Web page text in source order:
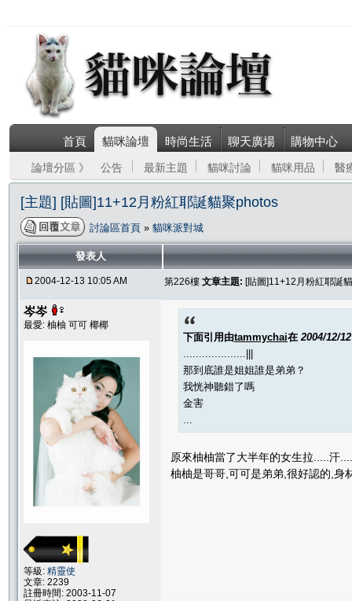
首頁 貓咪論壇 時尚生活 聊天廣場 購物中心
論壇分區 》 公告 最新主題 貓咪討論 貓咪用品 醫
[主題] [貼圖]11+12月粉紅耶誕貓聚photos
討論區首頁 » 貓咪派對城
發表人
2004-12-13 10:05 AM 第226樓 文章主題: [貼圖]11+12月粉紅耶誕
岑岑
最愛: 柚柚 可可 椰椰
等級: 精靈使
文章: 2239
註冊時間: 2003-11-07
下面引用由tammychai在 2004/12/
....................|||
那到底誰是姐姐誰是弟弟？
我恍神聽錯了嗎
金害
原來柚柚當了大半年的女生拉.....汗
柚柚是哥哥,可可是弟弟,很好認的,身